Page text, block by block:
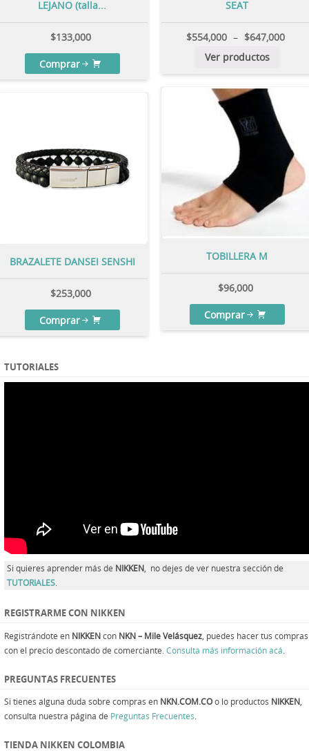
LEJANO (talla...
$133,000
Comprar
SEAT
$554,000 – $647,000
Ver productos
TOBILLERA M
$96,000
Comprar
BRAZALETE DANSEI SENSHI
$253,000
Comprar
TUTORIALES
Si quieres aprender más de NIKKEN , no dejes de ver nuestra sección de
TUTORIALES
REGISTRARME CON NIKKEN
Registrándote en NIKKENcon NKN – Mile Velásquez , puedes hacer tus compras
con el precio descontado de comerciante. Consulta más información acá
PREGUNTAS FRECUENTES
Si tienes alguna duda sobre compras en NKN.COM.COo lo productos NIKKEN,
consulta nuestra página de Preguntas Frecuentes.
TIENDA NIKKEN COLOMBIA